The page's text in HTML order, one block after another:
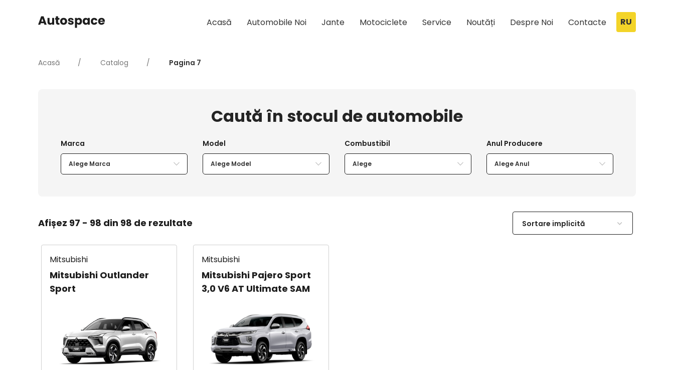
Acasă Automobile Noi Jante Motociclete Service Noutăți Despre Noi Contacte RU
Acasă Catalog Pagina 7
Caută în stocul deautomobile
Alege Marca Alege Model Alege Alege Anul
Afișez 97 - 98 din 98 de rezultate
Mitsubishi
Mitsubishi Outlander
Sport
Mitsubishi
Mitsubishi Pajero Sport
3,0 V6 AT Ultimate SAM